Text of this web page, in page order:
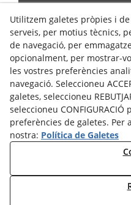
Avís Legal
Política de Privacitat
Política de Cookies
Condicions de Compra
Condicions
Dret de Desistiment
Utilitzem galetes pròpies i
serveis, per motius tècnics,
de navegació, per
opcionalment, per mostrar-
les vostres preferències
navegació. Seleccioneu
galetes, seleccioneu
seleccioneu
preferències de galetes. Per
nostra: Política de Galetes